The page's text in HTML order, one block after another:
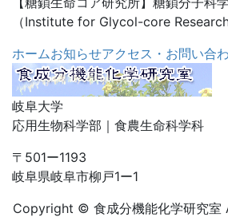
（Institute for Glycol-core Research
ホームお知らせアクセス・お問い合
岐阜大学
応用生物科学部｜食農生命科学科
〒501ー1193
岐阜県岐阜市柳戸1ー1
Copyright © 食成分機能化学研究室